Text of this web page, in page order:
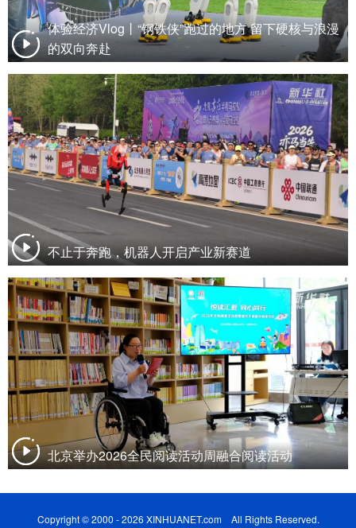
体验经济Vlog丨“钢铁侠”跑过的地方 留下硬核与浪漫
的双向奔赴
不止于奔跑，机器人开启产业新赛道
北京举办2026全民阅读活动周融合阅读活动
Copyright © 2000 - 2026 XINHUANET.com All Rights Reserved.